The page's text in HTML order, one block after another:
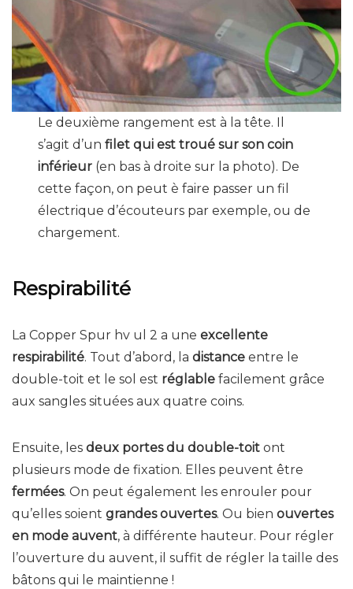
Le deuxième rangement est à la tête. Il
s’agit d’un filet qui est troué sur son coin
inférieur (en bas à droite sur la photo). De
cette façon, on peut è faire passer un fil
électrique d’écouteurs par exemple, ou de
chargement.
Respirabilité
La Copper Spur hv ul 2 a une excellente
respirabilité. Tout d’abord, la distance entre le
double-toit et le sol est réglable facilement grâce
aux sangles situées aux quatre coins.
Ensuite, les deux portes du double-toit ont
plusieurs mode de fixation. Elles peuvent être
fermées. On peut également les enrouler pour
qu’elles soient grandes ouvertes. Ou bien ouvertes
en mode auvent, à différente hauteur. Pour régler
l’ouverture du auvent, il suffit de régler la taille des
bâtons qui le maintienne !